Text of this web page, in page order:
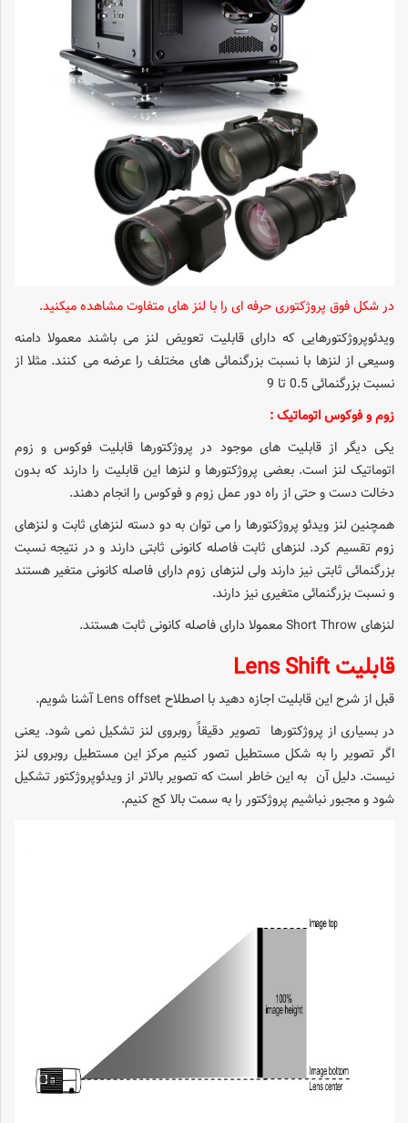
در شکل فوق پروژکتوری حرفه ای را با لنز های متفاوت مشاهده میکنید.
ویدئوپروژکتورهایی که دارای قابلیت تعویض لنز می باشند معمولا دامنه
وسیعی از لنزها با نسبت بزرگنمائی های مختلف را عرضه می کنند. مثلا از
نسبت بزرگنمائی 0.5 تا 9
زوم و فوکوس اتوماتیک :
یکی دیگر از قابلیت های موجود در پروژکتورها قابلیت فوکوس و زوم
اتوماتیک لنز است. بعضی پروژکتورها و لنزها این قابلیت را دارند که بدون
دخالت دست و حتی از راه دور عمل زوم و فوکوس را انجام دهند.
همچنین لنز ویدئو پروژکتورها را می توان به دو دسته لنزهای ثابت و لنزهای
زوم تقسیم کرد. لنزهای ثابت فاصله کانونی ثابتی دارند و در نتیجه نسبت
بزرگنمائی ثابتی نیز دارند ولی لنزهای زوم دارای فاصله کانونی متغیر هستند
و نسبت بزرگنمائی متغیری نیز دارند.
لنزهای Short Throw معمولا دارای فاصله کانونی ثابت هستند.
قابلیت Lens Shift
قبل از شرح این قابلیت اجازه دهید با اصطلاح Lens offset آشنا شویم.
در بسیاری از پروژکتورها تصویر دقیقاً روبروی لنز تشکیل نمی شود. یعنی
اگر تصویر را به شکل مستطیل تصور کنیم مرکز این مستطیل روبروی لنز
نیست. دلیل آن به این خاطر است که تصویر بالاتر از ویدئوپروژکتور تشکیل
شود و مجبور نباشیم پروژکتور را به سمت بالا کج کنیم.